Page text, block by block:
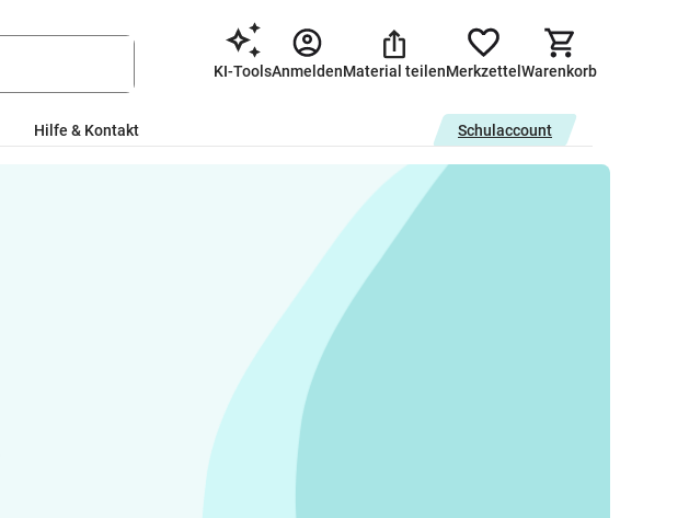
KI-ToolsAnmeldenMaterial teilenMerkzettel Warenkorb
Hilfe & Kontakt Schulaccount